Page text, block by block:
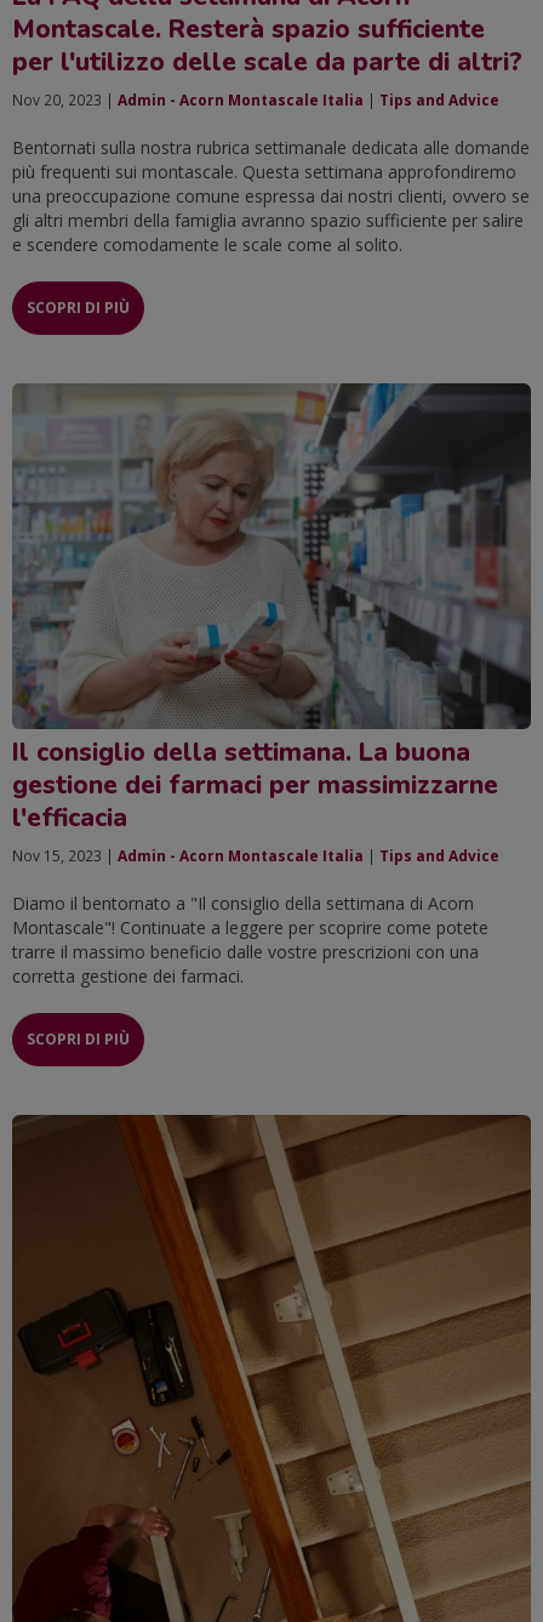
Montascale. Resterà spazio sufficiente
per l'utilizzo delle scale da parte di altri?
Nov 20, 2023 | Admin - Acorn Montascale Italia | Tips and Advice
Bentornati sulla nostra rubrica settimanale dedicata alle domande
più frequenti sui montascale. Questa settimana approfondiremo
una preoccupazione comune espressa dai nostri clienti, ovvero se
gli altri membri della famiglia avranno spazio sufficiente per salire
e scendere comodamente le scale come al solito.
SCOPRI DI PIÙ
Il consiglio della settimana. La buona
gestione dei farmaci per massimizzarne
l'efficacia
Nov 15, 2023 | Admin - Acorn Montascale Italia | Tips and Advice
Diamo il bentornato a "Il consiglio della settimana di Acorn
Montascale"! Continuate a leggere per scoprire come potete
trarre il massimo beneficio dalle vostre prescrizioni con una
corretta gestione dei farmaci.
SCOPRI DI PIÙ